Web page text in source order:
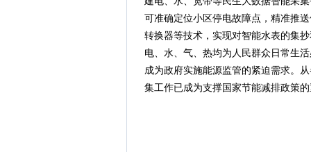
可准确定位小区停电故障点，精准推
转换器等技术，实现对智能水表的集
电、水、气、热均为人民群众日常生
成为政府实施能源监管的紧迫需求。
集工作已成为支撑国家节能减排政策